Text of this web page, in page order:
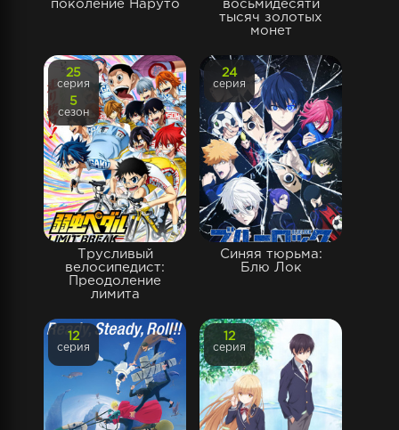
поколение Наруто
восьмидесяти
тысяч золотых
монет
Трусливый
велосипедист:
Преодоление
лимита
25
серия
5
сезон
Синяя тюрьма:
Блю Лок
24
серия
12
серия
12
серия